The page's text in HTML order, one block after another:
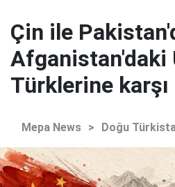
Çin ile
Afganistan'daki
Türklerine
Mepa News > Doğu